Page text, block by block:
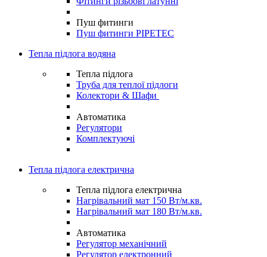
Пуш фитинги
Пуш фитинги PIPETEC
Тепла підлога водяна
Тепла підлога
Труба для теплої підлоги
Колектори & Шафи
Автоматика
Регулятори
Комплектуючі
Тепла підлога електрична
Тепла підлога електрична
Нагрівальний мат 150 Вт/м.кв.
Нагрівальний мат 180 Вт/м.кв.
Автоматика
Регулятор механічний
Регулятор електронний